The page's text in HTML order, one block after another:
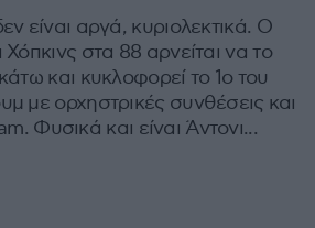
είναι αργά, κυριολεκτικά. Ο
Χόπκινς στα 88 αρνείται να το
και κυκλοφορεί το 1ο του
με ορχηστρικές συνθέσεις και
Φυσικά και είναι Άντονι...